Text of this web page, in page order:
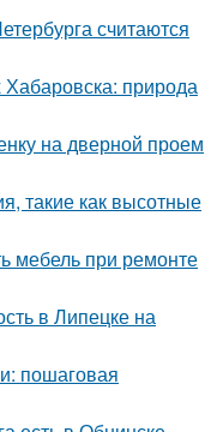
считаются
Хабаровска: природа
на дверной проем
такие как высотные
мебель при ремонте
в Липецке на
пошаговая